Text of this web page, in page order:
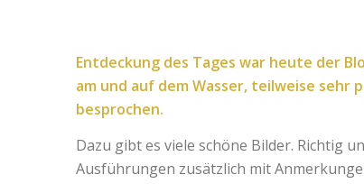
Entdeckung des Tages war heute der
am und auf dem Wasser, teilweise sehr
besprochen.
Dazu gibt es viele schöne Bilder. Richtig
Ausführungen zusätzlich mit